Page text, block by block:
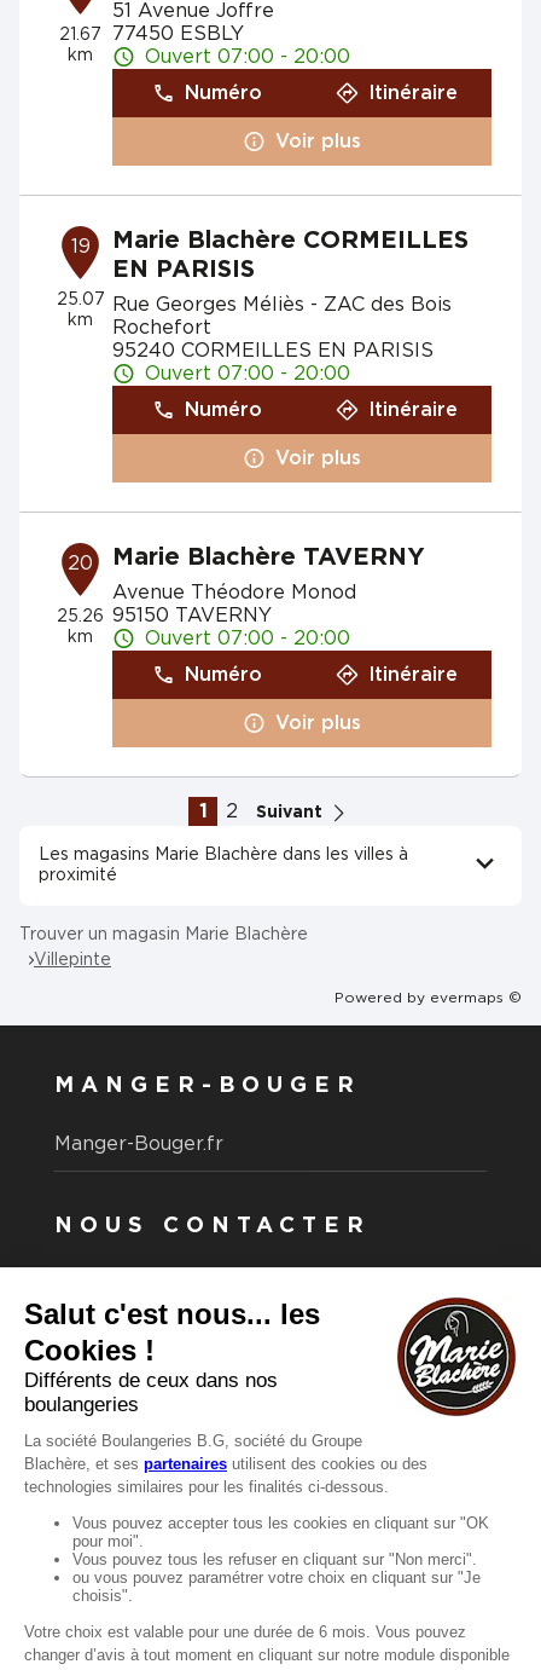
21.67
km
51 Avenue Joffre
77450 ESBLY
Ouvert 07:00 - 20:00
Numéro
Itinéraire
Voir plus
19
25.07
km
Marie Blachère CORMEILLES
EN PARISIS
Rue Georges Méliès - ZAC des Bois
Rochefort
95240 CORMEILLES EN PARISIS
Ouvert 07:00 - 20:00
Numéro
Itinéraire
Voir plus
20
25.26
km
Marie Blachère TAVERNY
Avenue Théodore Monod
95150 TAVERNY
Ouvert 07:00 - 20:00
Numéro
Itinéraire
Voir plus
1 2 Suivant
Les magasins Marie Blachère dans les villes à
proximité
Trouver un magasin Marie Blachère
Villepinte
Powered by evermaps ©
MANGER-BOUGER
Manger-Bouger.fr
NOUS CONTACTER
Vous souhaitez nous contacter ?
Consultez notre FAQ.
FAQ
Recrutement
MENTIONS
Mentions légales
Protection des données